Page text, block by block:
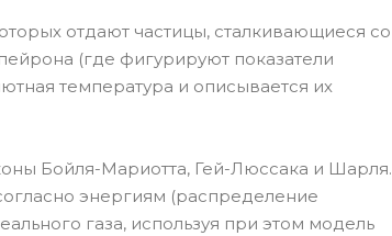
отдают частицы, сталкивающиеся со
(где фигурируют показатели
температура и описывается их
Бойля-Мариотта, Гей-Люссака и Шарля.
энергиям (распределение
газа, используя при этом модель